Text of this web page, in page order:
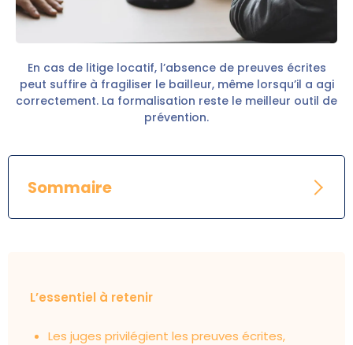
En cas de litige locatif, l’absence de preuves écrites
peut suffire à fragiliser le bailleur, même lorsqu’il a agi
correctement. La formalisation reste le meilleur outil de
prévention.
Sommaire
L’essentiel à retenir
Les juges privilégient les preuves écrites,